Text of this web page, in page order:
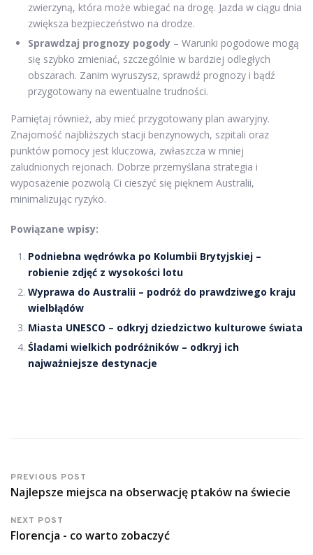
zwierzyną, która może wbiegać na drogę. Jazda w ciągu dnia
zwiększa bezpieczeństwo na drodze.
Sprawdzaj prognozy pogody – Warunki pogodowe mogą
się szybko zmieniać, szczególnie w bardziej odległych
obszarach. Zanim wyruszysz, sprawdź prognozy i bądź
przygotowany na ewentualne trudności.
Pamiętaj również, aby mieć przygotowany plan awaryjny.
Znajomość najbliższych stacji benzynowych, szpitali oraz
punktów pomocy jest kluczowa, zwłaszcza w mniej
zaludnionych rejonach. Dobrze przemyślana strategia i
wyposażenie pozwolą Ci cieszyć się pięknem Australii,
minimalizując ryzyko.
Powiązane wpisy:
Podniebna wędrówka po Kolumbii Brytyjskiej –
robienie zdjęć z wysokości lotu
Wyprawa do Australii – podróż do prawdziwego kraju
wielbłądów
Miasta UNESCO – odkryj dziedzictwo kulturowe świata
Śladami wielkich podróżników – odkryj ich
najważniejsze destynacje
PREVIOUS POST
Najlepsze miejsca na obserwację ptaków na świecie
NEXT POST
Florencja - co warto zobaczyć